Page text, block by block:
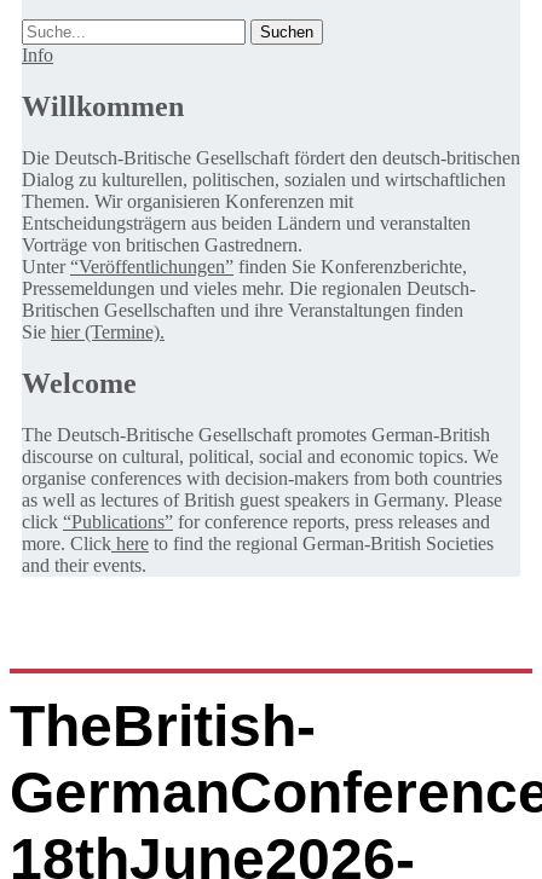
Suche
Info
Willkommen
Die Deutsch-Britische Gesellschaft fördert den deutsch-britischen
Dialog zu kulturellen, politischen, sozialen und wirtschaftlichen
Themen. Wir organisieren Konferenzen mit
Entscheidungsträgern aus beiden Ländern und veranstalten
Vorträge von britischen Gastrednern.
Unter“Veröffentlichungen” finden Sie Konferenzberichte,
Pressemeldungen und vieles mehr. Die regionalen Deutsch-
Britischen Gesellschaften und ihre Veranstaltungen finden
Sie hier (Termine).
Welcome
The Deutsch-Britische Gesellschaft promotes German-British
discourse on cultural, political, social and economic topics. We
organise conferences with decision-makers from both countries
as well as lectures of British guest speakers in Germany. Please
click “Publications” for conference reports, press releases and
more. Click here to find the regional German-British Societies
and their events.
TheBritish-
18thJune2026-